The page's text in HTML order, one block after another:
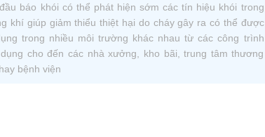
báo khói có thể phát hiện sớm các tín hiệu khói trong
khí giúp giảm thiểu thiệt hại do cháy gây ra có thể được
trong nhiều môi trường khác nhau từ các công trình
cho đến các nhà xưởng, kho bãi, trung tâm thương
bệnh viện